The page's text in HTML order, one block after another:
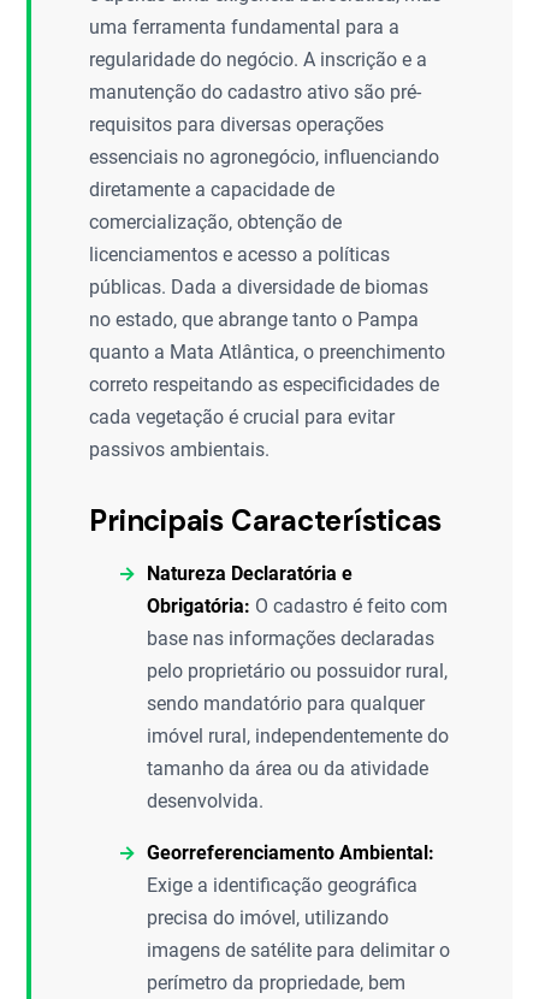
uma ferramenta fundamental para a
regularidade do negócio. A inscrição e a
manutenção do cadastro ativo são pré-
requisitos para diversas operações
essenciais no agronegócio, influenciando
diretamente a capacidade de
comercialização, obtenção de
licenciamentos e acesso a políticas
públicas. Dada a diversidade de biomas
no estado, que abrange tanto o Pampa
quanto a Mata Atlântica, o preenchimento
correto respeitando as especificidades de
cada vegetação é crucial para evitar
passivos ambientais.
Principais Características
Natureza Declaratória e
Obrigatória: O cadastro é feito com
base nas informações declaradas
pelo proprietário ou possuidor rural,
sendo mandatório para qualquer
imóvel rural, independentemente do
tamanho da área ou da atividade
desenvolvida.
Georreferenciamento Ambiental:
Exige a identificação geográfica
precisa do imóvel, utilizando
imagens de satélite para delimitar o
perímetro da propriedade, bem